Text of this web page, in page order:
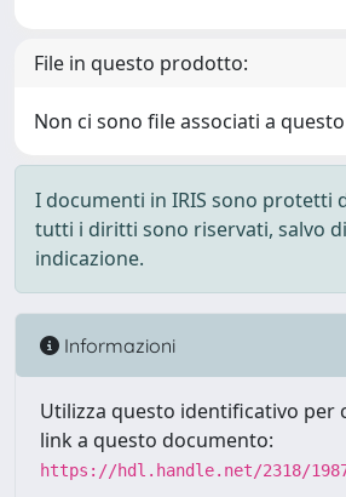
File in questo prodotto:
Non ci sono file associati a
I documenti in IRIS sono protetti
tutti i diritti sono riservati, salvo
indicazione.
Informazioni
Utilizza questo identificativo per
link a questo documento:
https://hdl.handle.net/2318/